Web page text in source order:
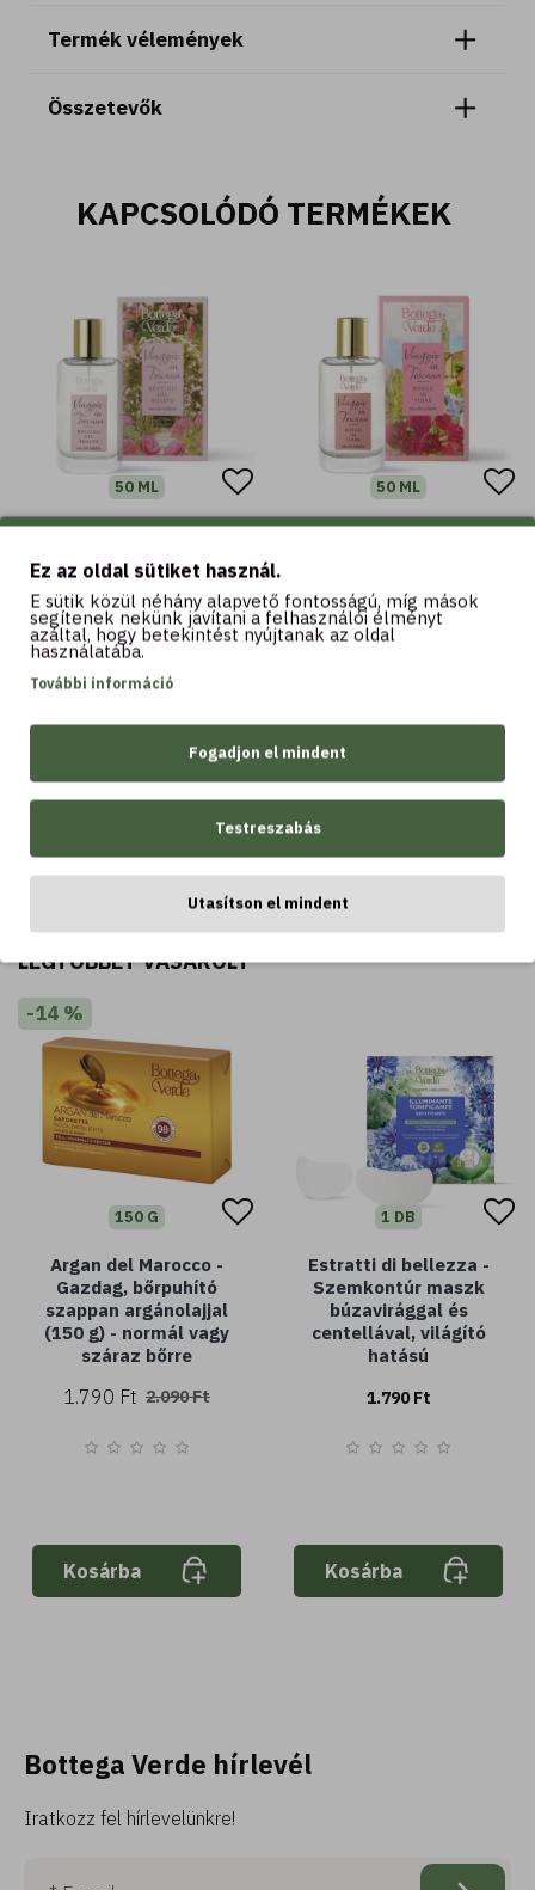
Termék vélemények
Összetevők
KAPCSOLÓDÓ TERMÉKEK
50 ML
Boccioli del Roseto -
Eau de toilette parfüm
(50 ml)
10.190 Ft
Kosárba
50 ML
Borgo in fiore - Eau de
9.790 Ft
Kosárba
LEGTÖBBET VÁSÁROLT
LEGTÖBBET VÁSÁROLT
-14 %
150 G
Argan del Marocco -
Gazdag, bőrpuhító
szappan argánolajjal
(150 g) - normál vagy
száraz bőrre
1.790 Ft 2.090 Ft
Kosárba
1 DB
Estratti di bellezza -
Szemkontúr maszk
búzavirággal és
centellával, világító
hatású
1.790 Ft
Kosárba
Bottega Verde hírlevél
Iratkozz fel hírlevelünkre!
Ez az oldal sütiket használ.
E sütik közül néhány alapvető fontosságú, míg mások
segítenek nekünk javítani a felhasználói élményt
azáltal, hogy betekintést nyújtanak az oldal
használatába.
További információ
Fogadjon el mindent
Testreszabás
Utasítson el mindent